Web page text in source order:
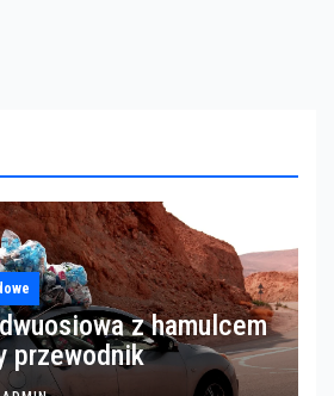
z hamulcem
przewodnik